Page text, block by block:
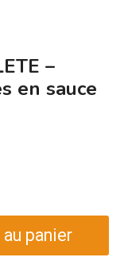
–
en sauce
panier